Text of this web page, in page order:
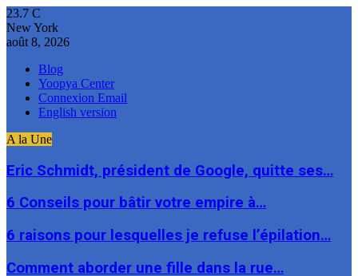
23.7 C
New York
août 8, 2026
Blog
Yoopya Center
Connexion Email
English version
A la Une
Eric Schmidt, président de Google, quitte ses…
6 Conseils pour bâtir votre empire à…
6 raisons pour lesquelles je refuse l’épilation…
Comment aborder une fille dans la rue…